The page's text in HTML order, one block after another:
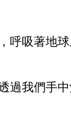
呼吸著地
我們手中